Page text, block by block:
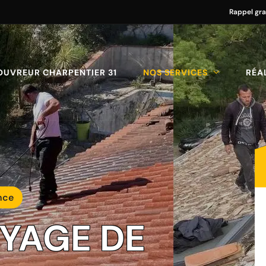
Rappel
CHARPENTIER 31 NOS SERVICES
DE